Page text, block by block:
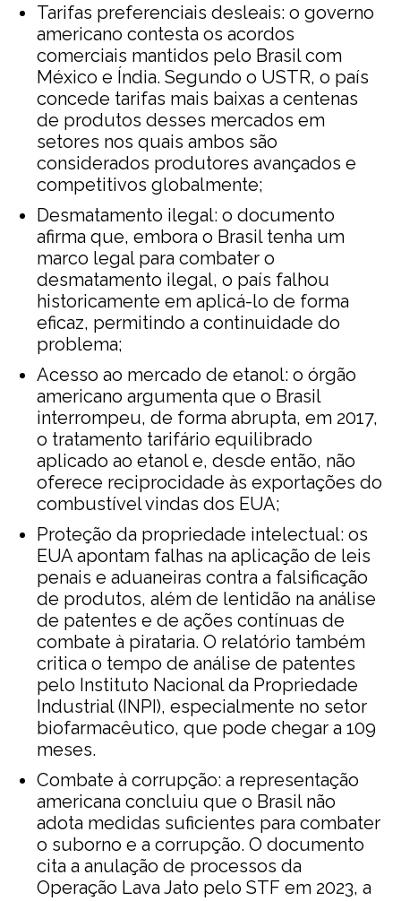
Tarifas preferenciais desleais: o governo
americano contesta os acordos
comerciais mantidos pelo Brasil com
México e Índia. Segundo o USTR, o país
concede tarifas mais baixas a centenas
de produtos desses mercados em
setores nos quais ambos são
considerados produtores avançados e
competitivos globalmente;
Desmatamento ilegal: o documento
afirma que, embora o Brasil tenha um
marco legal para combater o
desmatamento ilegal, o país falhou
historicamente em aplicá-lo de forma
eficaz, permitindo a continuidade do
problema;
Acesso ao mercado de etanol: o órgão
americano argumenta que o Brasil
interrompeu, de forma abrupta, em 2017,
o tratamento tarifário equilibrado
aplicado ao etanol e, desde então, não
oferece reciprocidade às exportações do
combustível vindas dos EUA;
Proteção da propriedade intelectual: os
EUA apontam falhas na aplicação de leis
penais e aduaneiras contra a falsificação
de produtos, além de lentidão na análise
de patentes e de ações contínuas de
combate à pirataria. O relatório também
critica o tempo de análise de patentes
pelo Instituto Nacional da Propriedade
Industrial (INPI), especialmente no setor
biofarmacêutico, que pode chegar a 109
meses.
Combate à corrupção: a representação
americana concluiu que o Brasil não
adota medidas suficientes para combater
o suborno e a corrupção. O documento
cita a anulação de processos da
Operação Lava Jato pelo STF em 2023, a